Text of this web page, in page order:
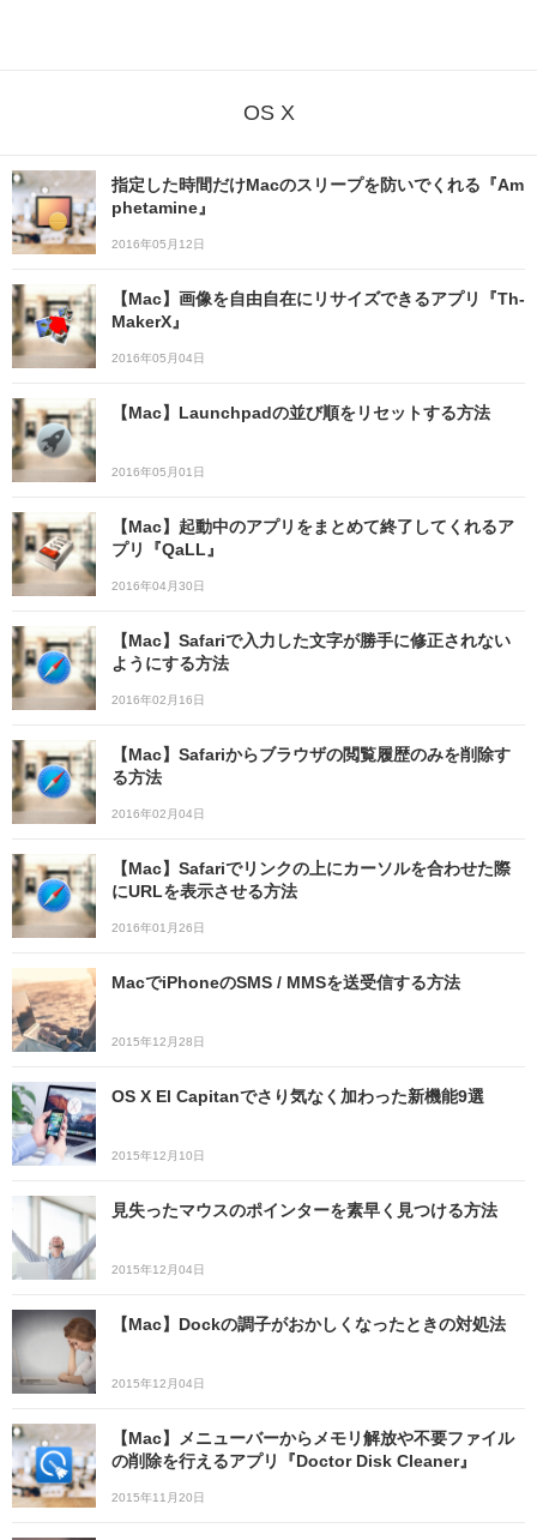
OS X
指定した時間だけMacのスリープを防いでくれる『Am
phetamine』
2016年05月12日
【Mac】画像を自由自在にリサイズできるアプリ『Th-
MakerX』
2016年05月04日
【Mac】Launchpadの並び順をリセットする方法
2016年05月01日
【Mac】起動中のアプリをまとめて終了してくれるア
プリ『QaLL』
2016年04月30日
【Mac】Safariで入力した文字が勝手に修正されない
ようにする方法
2016年02月16日
【Mac】Safariからブラウザの閲覧履歴のみを削除す
る方法
2016年02月04日
【Mac】Safariでリンクの上にカーソルを合わせた際
にURLを表示させる方法
2016年01月26日
MacでiPhoneのSMS / MMSを送受信する方法
2015年12月28日
OS X El Capitanでさり気なく加わった新機能9選
2015年12月10日
見失ったマウスのポインターを素早く見つける方法
2015年12月04日
【Mac】Dockの調子がおかしくなったときの対処法
2015年12月04日
【Mac】メニューバーからメモリ解放や不要ファイル
の削除を行えるアプリ『Doctor Disk Cleaner』
2015年11月20日